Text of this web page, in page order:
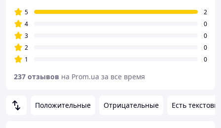
Положительные Отрицательные Есть
5
2
4
0
3
0
2
0
1
0
237 отзывов на Prom.ua за все время